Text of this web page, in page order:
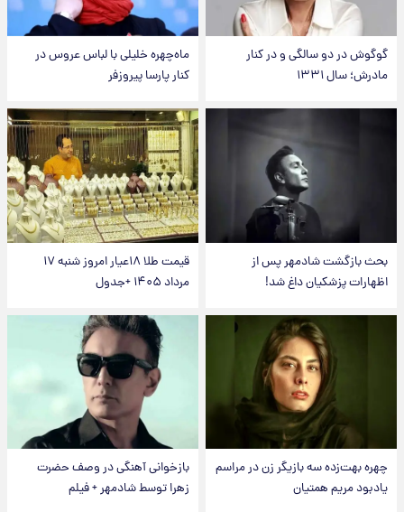
گوگوش در دو سالگی و در کنار
مادرش؛ سال ۱۳۳۱
ماه‌چهره خلیلی با لباس عروس در
کنار پارسا پیروزفر
بحث بازگشت شادمهر پس از
اظهارات پزشکیان داغ شد!
قیمت طلا ۱۸عیار امروز شنبه ۱۷
مرداد ۱۴۰۵ +جدول
چهره بهت‌زده سه بازیگر زن در مراسم
یادبود مریم همتیان
بازخوانی آهنگی در وصف حضرت
زهرا توسط شادمهر + فیلم